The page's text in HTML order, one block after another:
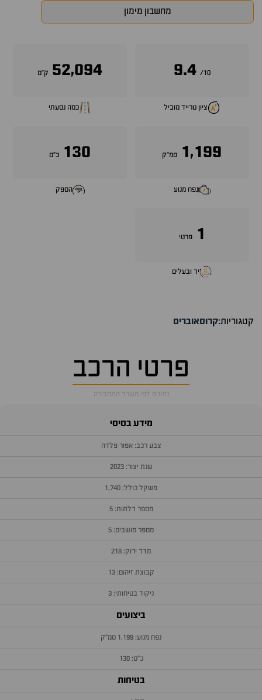
מחשבון מימון
10/
9.4
ציון טרייד מוביל
52,094 ק״מ
כמה נסעתי
1,199 סמ״ק
נפח מנוע
130 כ״ס
הספק
1 פרטי
יד ובעלים
קטגוריות:קרוסאוברים
פרטי הרכב
נתונים לפי משרד התחבורה
מידע בסיסי
צבע רכב: אפור פלדה
שנת יצור: 2023
משקל כולל: 1,740
מספר דלתות: 5
מספר מושבים: 5
מדד ירוק: 218
קבוצת זיהום: 13
ניקוד בטיחותי: 3
ביצועים
נפח מנוע: 1,199 סמ״ק
כ״ס: 130
בטיחות